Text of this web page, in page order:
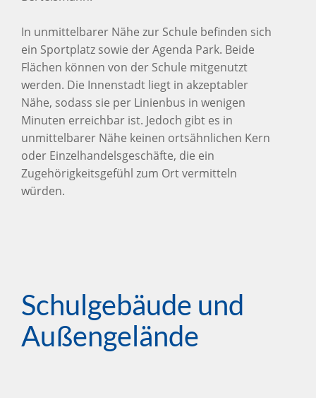
In unmittelbarer Nähe zur Schule befinden sich
ein Sportplatz sowie der Agenda Park. Beide
Flächen können von der Schule mitgenutzt
werden. Die Innenstadt liegt in akzeptabler
Nähe, sodass sie per Linienbus in wenigen
Minuten erreichbar ist. Jedoch gibt es in
unmittelbarer Nähe keinen ortsähnlichen Kern
oder Einzelhandelsgeschäfte, die ein
Zugehörigkeitsgefühl zum Ort vermitteln
würden.
Schulgebäude und
Außengelände